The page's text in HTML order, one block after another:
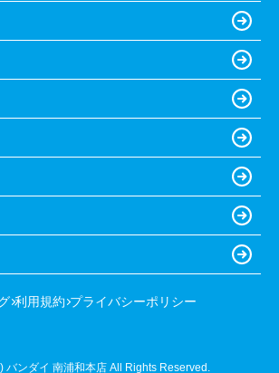
利用規約 プライバシーポリシー
バンダイ 南浦和本店 All Rights Reserved.